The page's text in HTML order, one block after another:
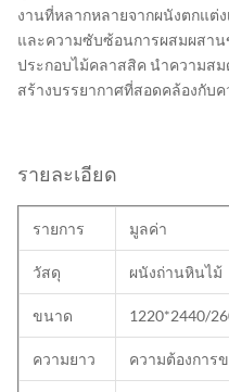
งานที่หลากหลายจากผนังตกแต่
และความซับซ้อนการผสมผสาน
ประกอบไม้คลาสสิค นําความส
สร้างบรรยากาศที่สอดคล้องกับ
รายละเอียด
รายการ มูลค่า
วัสดุ ผนังถ่านหินไม้
ขนาด 1220*2440/
ความยาว ความต้องการ